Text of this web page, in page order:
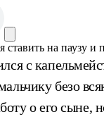
ставить на паузу
с
безо
о его